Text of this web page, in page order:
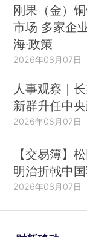
刚果（金）
市场 多家企
海·政策
2026年08月07日
人事观察｜
新群升任中
2026年08月07日
【交易簿】
明治折戟中
2026年08月07日